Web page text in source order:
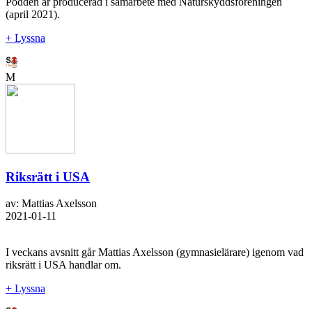
(april 2021).
+ Lyssna
M
Riksrätt i USA
av: Mattias Axelsson
2021-01-11
I veckans avsnitt går Mattias Axelsson (gymnasielärare) igenom vad
riksrätt i USA handlar om.
+ Lyssna